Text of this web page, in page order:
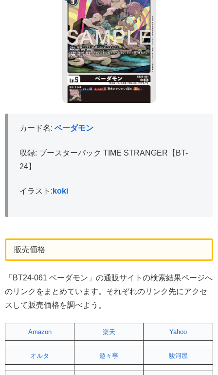
カード名: ベーダモン
収録: ブースターパック TIME STRANGER【BT-
24】
イラスト: koki
販売価格
「BT24-061 ベーダモン」の通販サイトの検索結果ページへ
のリンクをまとめています。それぞれのリンク先にアクセ
スして販売価格を調べよう。
Amazon 楽天 Yahoo
オルタ 遊々亭 駿河屋